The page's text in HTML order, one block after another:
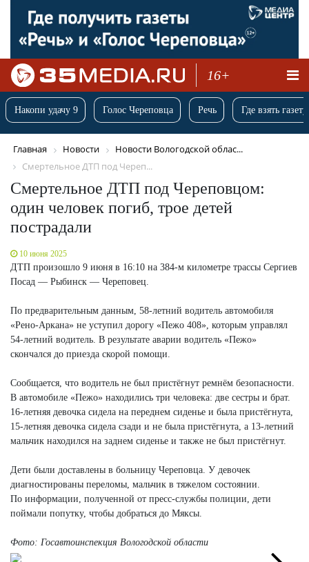
16+
Накопи удачу 9 Голос Череповца Речь Где взять
Главная Новости
Новости Вологодской облас...
Смертельное ДТП под Череп...
Смертельное ДТП под Череповцом:
один человек погиб, трое детей
пострадали
10 июня 2025
ДТП произошло 9 июня в 16:10 на 384-м километре трассы Сергиев
Посад — Рыбинск — Череповец.
По предварительным данным, 58-летний водитель автомобиля
«Рено-Аркана» не уступил дорогу «Пежо 408», которым управлял
54-летний водитель. В результате аварии водитель «Пежо»
скончался до приезда скорой помощи.
Сообщается, что водитель не был пристёгнут ремнём безопасности.
В автомобиле «Пежо» находились три человека: две сестры и брат.
16-летняя девочка сидела на переднем сиденье и была пристёгнута,
15-летняя девочка сидела сзади и не была пристёгнута, а 13-летний
мальчик находился на заднем сиденье и также не был пристёгнут.
Дети были доставлены в больницу Череповца. У девочек
диагностированы переломы, мальчик в тяжелом состоянии.
По информации, полученной от пресс-службы полиции, дети
поймали попутку, чтобы добраться до Мяксы.
Фото: Госавтоинспекция Вологодской области